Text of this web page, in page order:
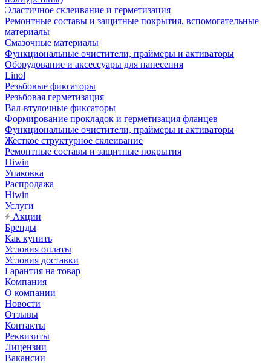
Эластичное склеивание и герметизация
Ремонтные составы и защитные покрытия, вспомогательные
материалы
Смазочные материалы
Функциональные очистители, праймеры и активаторы
Оборудование и аксессуары для нанесения
Linol
Резьбовые фиксаторы
Резьбовая герметизация
Вал-втулочные фиксаторы
Формирование прокладок и герметизация фланцев
Функциональные очистители, праймеры и активаторы
Жесткое структурное склеивание
Ремонтные составы и защитные покрытия
Hiwin
Упаковка
Распродажа
Hiwin
Услуги
Акции
Бренды
Как купить
Условия оплаты
Условия доставки
Гарантия на товар
Компания
О компании
Новости
Отзывы
Контакты
Реквизиты
Лицензии
Вакансии